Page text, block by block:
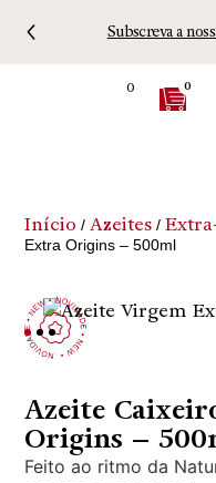
Subscreva a
0 0
Início / Azeites /
Extra Origins – 500ml
Azeite
Origins –
Feito ao ritmo da